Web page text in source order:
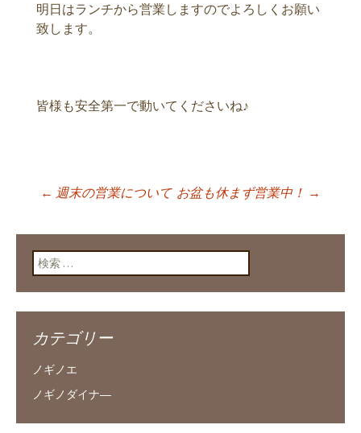
明日はランチから営業しますのでよろしくお願い
致します。
皆様も安全第一で動いてくださいね♪
ン
← 週末の営業について お盆も休まず営業中！ →
検索:
カテゴリー
ノギノエ
ノギノダイナ―